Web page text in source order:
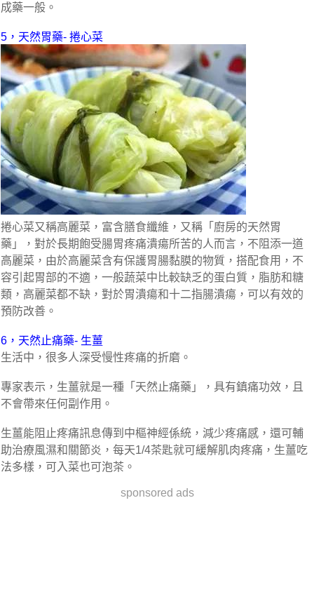
成藥一般。
5，天然胃藥- 捲心菜
捲心菜又稱高麗菜，富含膳食纖維，又稱「廚房的天然胃
藥」，對於長期飽受腸胃疼痛潰瘍所苦的人而言，不阻添一道
高麗菜，由於高麗菜含有保護胃腸黏膜的物質，搭配食用，不
容引起胃部的不適，一般蔬菜中比較缺乏的蛋白質，脂肪和糖
類，高麗菜都不缺，對於胃潰瘍和十二指腸潰瘍，可以有效的
預防改善。
6，天然止痛藥- 生薑
生活中，很多人深受慢性疼痛的折磨。
專家表示，生薑就是一種「天然止痛藥」，具有鎮痛功效，且
不會帶來任何副作用。
生薑能阻止疼痛訊息傳到中樞神經係統，減少疼痛感，還可輔
助治療風濕和關節炎，每天1/4茶匙就可緩解肌肉疼痛，生薑吃
法多樣，可入菜也可泡茶。
sponsored ads